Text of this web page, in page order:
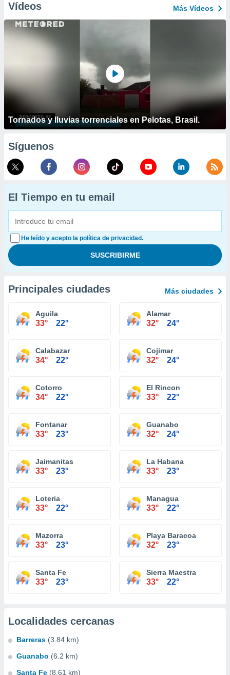
Vídeos Más Vídeos
Tornados y lluvias torrenciales en Pelotas, Brasil.
Síguenos
El Tiempo en tu email
He leído y acepto la política de privacidad.
Principales ciudades Más ciudades
Aguila
33° 22°
Alamar
32° 24°
Calabazar
34° 22°
Cojimar
32° 24°
Cotorro
34° 22°
El Rincon
33° 22°
Fontanar
33° 23°
Guanabo
32° 24°
Jaimanitas
33° 23°
La Habana
33° 23°
Loteria
33° 22°
Managua
33° 22°
Mazorra
33° 23°
Playa Baracoa
32° 23°
Santa Fe
33° 23°
Sierra Maestra
33° 22°
Localidades cercanas
Barreras (3.84 km)
Guanabo (6.2 km)
Santa Fe (8.61 km)